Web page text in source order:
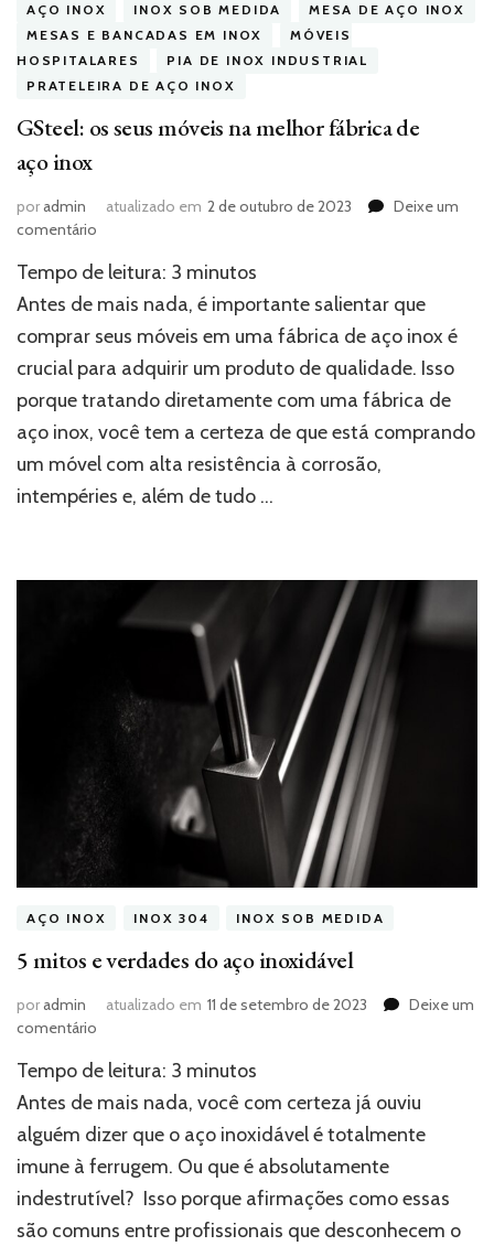
AÇO INOX INOX SOB MEDIDA
MESA DE AÇO INOX
MESAS E BANCADAS EM INOX
MÓVEIS
HOSPITALARES
PIA DE INOX INDUSTRIAL
PRATELEIRA DE AÇO INOX
GSteel: os seus móveis na melhor fábrica de
aço inox
poradmin atualizado em 2 de outubro de 2023
Deixe um
comentário
os
seus
na
melhor
fábrica
aço
inox
Tempo de leitura: 3 minutos
Antes de mais nada, é importante salientar que
comprar seus móveis em uma fábrica de aço inox é
crucial para adquirir um produto de qualidade. Isso
porque tratando diretamente com uma fábrica de
aço inox, você tem a certeza de que está comprando
um móvel com alta resistência à corrosão,
intempéries e, além de tudo …
AÇO INOX INOX 304 INOX SOB MEDIDA
5 mitos e verdades do aço inoxidável
poradmin atualizado em 11 de setembro de 2023
Deixe um
comentário
mitos
e
do
aço
inoxidável
Tempo de leitura: 3 minutos
Antes de mais nada, você com certeza já ouviu
alguém dizer que o aço inoxidável é totalmente
imune à ferrugem. Ou que é absolutamente
indestrutível? Isso porque afirmações como essas
são comuns entre profissionais que desconhecem o